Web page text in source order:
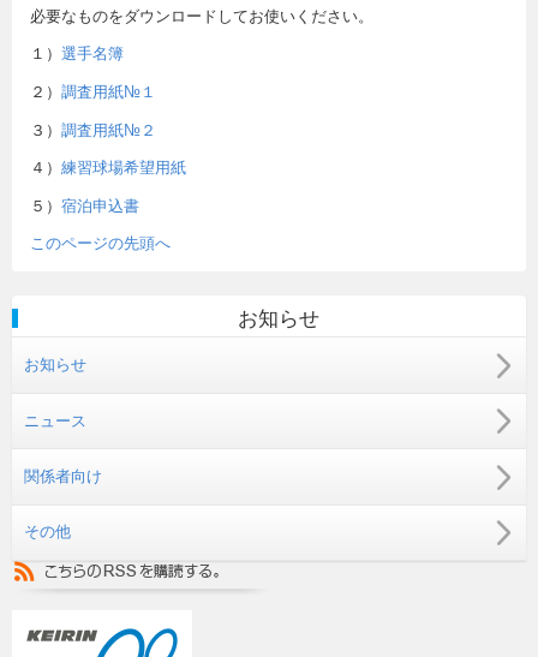
必要なものをダウンロードしてお使いください。
１） 選手名簿
２） 調査用紙№１
３） 調査用紙№２
４） 練習球場希望用紙
５） 宿泊申込書
このページの先頭へ
お知らせ
お知らせ
ニュース
関係者向け
その他